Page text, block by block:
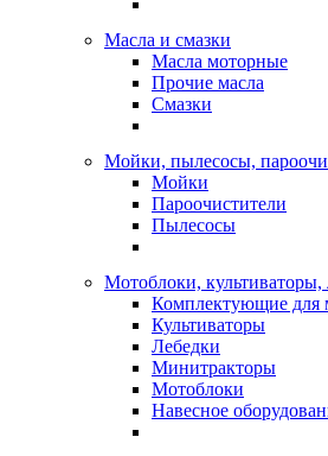
Масла и смазки
Масла моторные
Прочие масла
Смазки
Мойки, пылесосы,
Мойки
Пароочистители
Пылесосы
Мотоблоки, культиваторы,
Комплектующие для
Культиваторы
Лебедки
Минитракторы
Мотоблоки
Навесное